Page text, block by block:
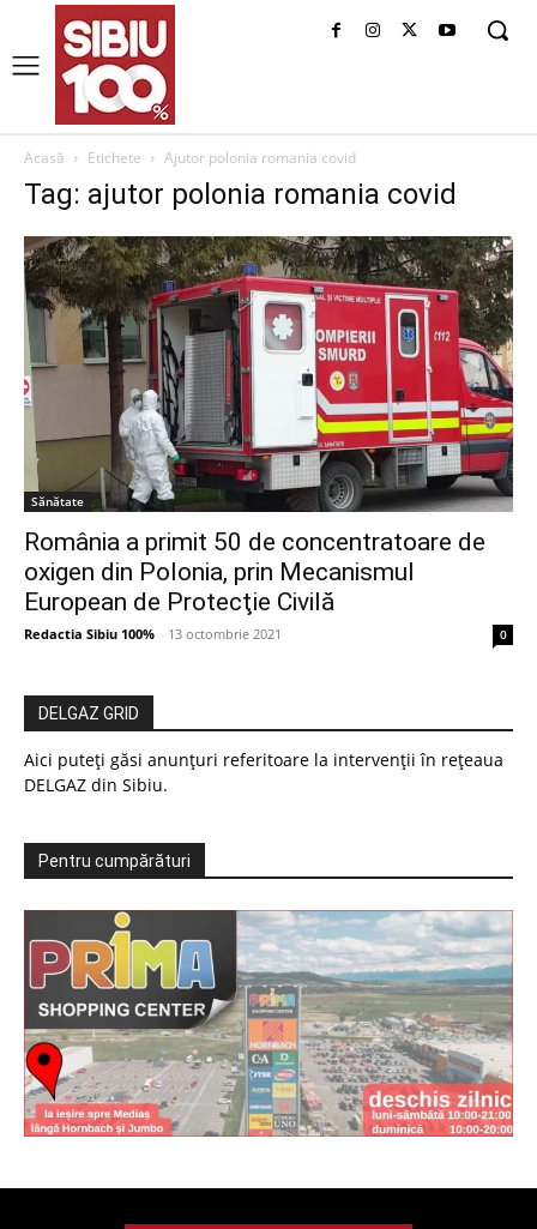
Acasă Etichete Ajutor polonia romania covid
Tag: ajutor polonia romania covid
Sănătate
România a primit 50 de concentratoare de
oxigen din Polonia, prin Mecanismul
European de Protecţie Civilă
Redactia Sibiu 100% - 13 octombrie 2021 0
DELGAZ GRID
Aici puteți găsi anunțuri referitoare la intervenții în rețeaua
DELGAZ din Sibiu.
Pentru cumpărături